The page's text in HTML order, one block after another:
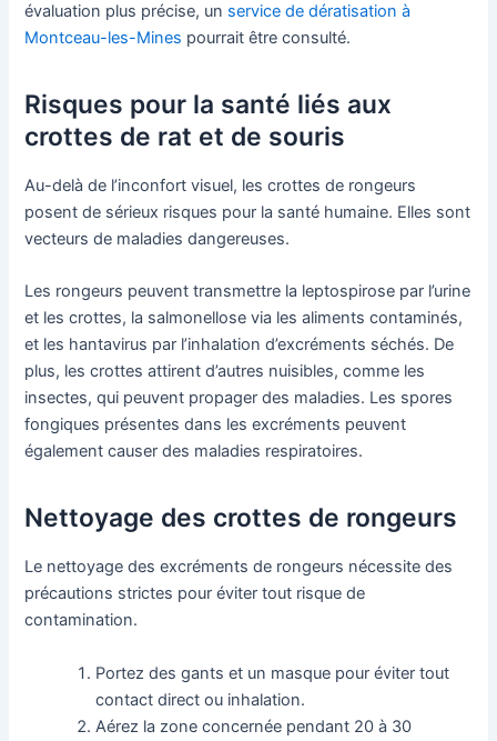
évaluation plus précise, un service de dératisation à
Montceau-les-Mines pourrait être consulté.
Risques pour la santé liés aux
crottes de rat et de souris
Au-delà de l’inconfort visuel, les crottes de rongeurs
posent de sérieux risques pour la santé humaine. Elles sont
vecteurs de maladies dangereuses.
Les rongeurs peuvent transmettre la leptospirose par l’urine
et les crottes, la salmonellose via les aliments contaminés,
et les hantavirus par l’inhalation d’excréments séchés. De
plus, les crottes attirent d’autres nuisibles, comme les
insectes, qui peuvent propager des maladies. Les spores
fongiques présentes dans les excréments peuvent
également causer des maladies respiratoires.
Nettoyage des crottes de rongeurs
Le nettoyage des excréments de rongeurs nécessite des
précautions strictes pour éviter tout risque de
contamination.
Portez des gants et un masque pour éviter tout
contact direct ou inhalation.
Aérez la zone concernée pendant 20 à 30